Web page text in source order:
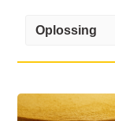
Oplossing